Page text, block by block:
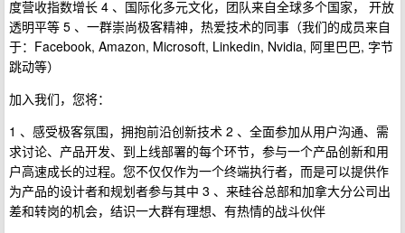
度营收指数增长 4 、国际化多元文化，团队来自全球多个国家， 开放
透明平等 5 、一群崇尚极客精神，热爱技术的同事（我们的成员来自
于：Facebook, Amazon, Microsoft, Linkedin, Nvidia, 阿里巴巴, 字节
跳动等）
加入我们，您将：
1 、感受极客氛围，拥抱前沿创新技术 2 、全面参加从用户沟通、需
求讨论、产品开发、到上线部署的每个环节，参与一个产品创新和用
户高速成长的过程。您不仅仅作为一个终端执行者，而是可以提供作
为产品的设计者和规划者参与其中 3 、来硅谷总部和加拿大分公司出
差和转岗的机会，结识一大群有理想、有热情的战斗伙伴